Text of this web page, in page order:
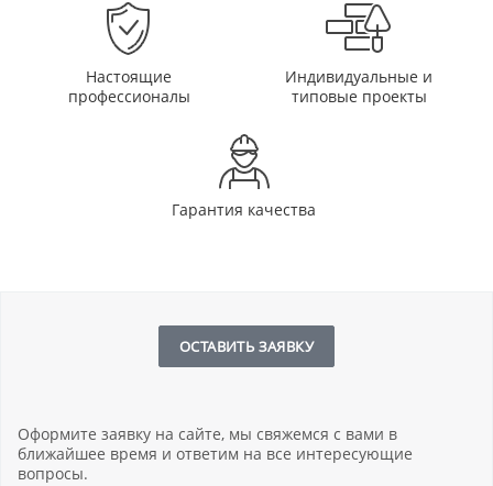
Настоящие
профессионалы
Индивидуальные и
типовые проекты
Гарантия качества
ОСТАВИТЬ ЗАЯВКУ
Оформите заявку на сайте, мы свяжемся с вами в
ближайшее время и ответим на все интересующие
вопросы.